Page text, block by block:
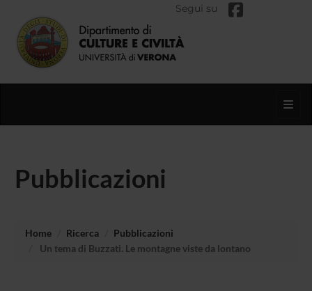
Segui su
Pubblicazioni
Home Ricerca
Pubblicazioni
Un tema di Buzzati. Le montagne viste da lontano